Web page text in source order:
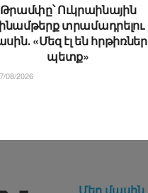
Թրամփը՝ Ուկրաինային
տրամադրելու
«Մեզ էլ են հրթիռներ
պետք»
08/2026
Մեր մասին